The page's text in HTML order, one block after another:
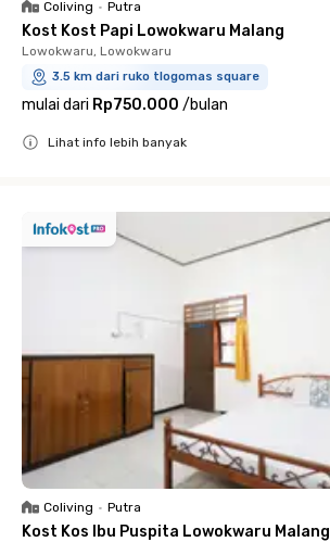
Coliving • Putra
Kost Kost Papi Lowokwaru Malang
Lowokwaru, Lowokwaru
3.5 km dari ruko tlogomas square
mulai dari Rp750.000 /bulan
Lihat info lebih banyak
Coliving • Putra
Kost Kos Ibu Puspita Lowokwaru Malang